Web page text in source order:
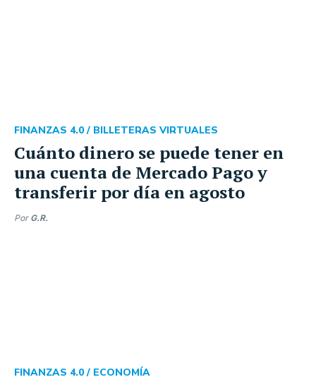
Cuánto dinero se puede tener en
una cuenta de Mercado Pago y
transferir por día en agosto
FINANZAS 4.0 / BILLETERAS VIRTUALES
Por G.R.
FINANZAS 4.0 / ECONOMÍA